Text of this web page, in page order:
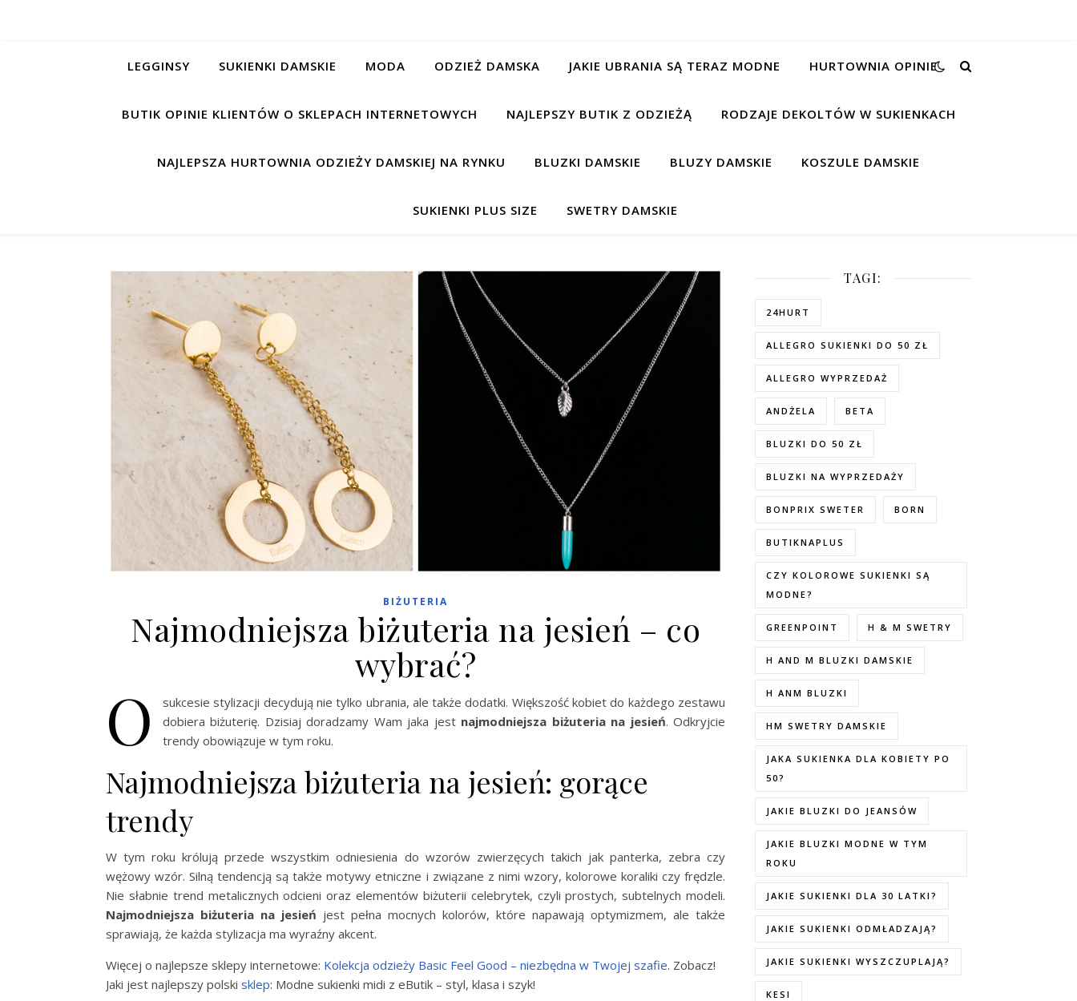
LEGGINSY SUKIENKI DAMSKIE MODA ODZIEŻ DAMSKA JAKIE UBRANIA SĄ TERAZ MODNE HURTOWNIA OPINIE
BUTIK OPINIE KLIENTÓW O SKLEPACH INTERNETOWYCH NAJLEPSZY BUTIK Z ODZIEŻĄ RODZAJE DEKOLTÓW W SUKIENKACH
NAJLEPSZA HURTOWNIA ODZIEŻY DAMSKIEJ NA RYNKU BLUZKI DAMSKIE BLUZY DAMSKIE KOSZULE DAMSKIE
SUKIENKI PLUS SIZE SWETRY DAMSKIE
BIŻUTERIA
Najmodniejsza biżuteria na jesień – co
wybrać?
O
sukcesie stylizacji decydują nie tylko ubrania, ale także dodatki. Większość kobiet do każdego zestawu
dobiera biżuterię. Dzisiaj doradzamy Wam jaka jest najmodniejsza biżuteria na jesień. Odkryjcie
trendy obowiązuje w tym roku.
Najmodniejsza biżuteria na jesień: gorące
trendy
W tym roku królują przede wszystkim odniesienia do wzorów zwierzęcych takich jak panterka, zebra czy
wężowy wzór. Silną tendencją są także motywy etniczne i związane z nimi wzory, kolorowe koraliki czy frędzle.
Nie słabnie trend metalicznych odcieni oraz elementów biżuterii celebrytek, czyli prostych, subtelnych modeli.
Najmodniejsza biżuteria na jesień jest pełna mocnych kolorów, które napawają optymizmem, ale także
sprawiają, że każda stylizacja ma wyraźny akcent.
Więcej o najlepsze sklepy internetowe: Kolekcja odzieży Basic Feel Good – niezbędna w Twojej szafie. Zobacz!
Jaki jest najlepszy polski sklep: Modne sukienki midi z eButik – styl, klasa i szyk!
TAGI:
24HURT
ALLEGRO SUKIENKI DO 50 ZŁ
ALLEGRO WYPRZEDAŻ
ANDŻELA BETA
BLUZKI DO 50 ZŁ
BLUZKI NA WYPRZEDAŻY
BONPRIX SWETER BORN
BUTIKNAPLUS
CZY KOLOROWE SUKIENKI SĄ
MODNE?
GREENPOINT H & M SWETRY
H AND M BLUZKI DAMSKIE
H ANM BLUZKI
HM SWETRY DAMSKIE
JAKA SUKIENKA DLA KOBIETY PO
50?
JAKIE BLUZKI DO JEANSÓW
JAKIE BLUZKI MODNE W TYM
ROKU
JAKIE SUKIENKI DLA 30 LATKI?
JAKIE SUKIENKI ODMŁADZAJĄ?
JAKIE SUKIENKI WYSZCZUPLAJĄ?
KESI